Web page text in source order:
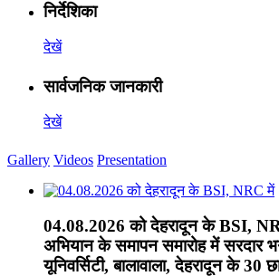
निर्देशिका
देखें
सार्वजनिक जानकारी
देखें
Gallery Videos Presentation
04.08.2026 को देहरादून के BSI,
अभियान के समापन समारोह में सरदार
यूनिवर्सिटी, बालावाला, देहरादून के 30